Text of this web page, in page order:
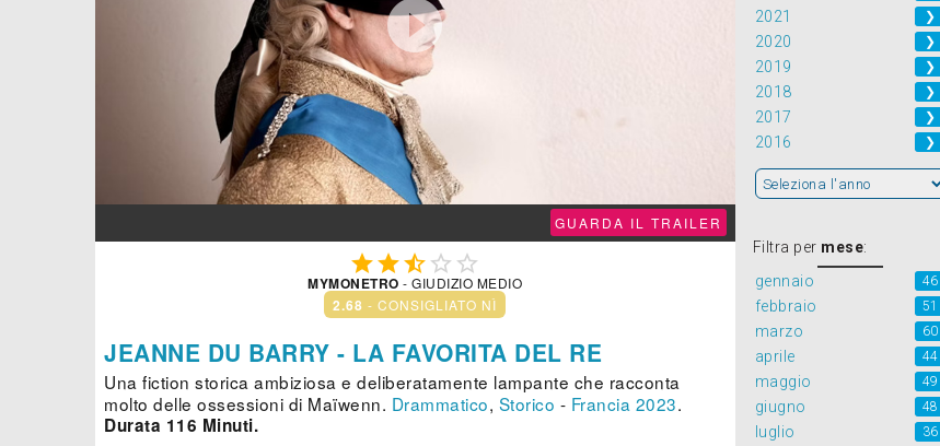

GUARDA IL TRAILER
  
MYMONETRO - GIUDIZIO MEDIO
2.68 - CONSIGLIATO NÌ
JEANNE DU BARRY - LA FAVORITA DEL RE
Una fiction storica ambiziosa e deliberatamente lampante che racconta
molto delle ossessioni di Maïwenn. Drammatico, Storico - Francia 2023.
Durata 116 Minuti.
2021 ❯
2020 ❯
2019 ❯
2018 ❯
2017 ❯
2016 ❯
Filtra per mese:
gennaio
46
febbraio 51
marzo 60
aprile 44
maggio 49
giugno 48
luglio 36